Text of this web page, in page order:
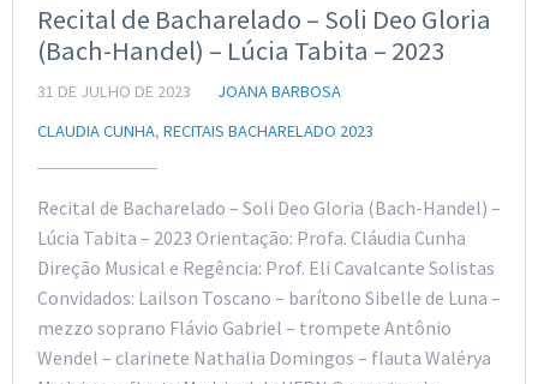
Recital de Bacharelado – Soli Deo Gloria
(Bach-Handel) – Lúcia Tabita – 2023
31 DE JULHO DE 2023
JOANA BARBOSA
CLAUDIA CUNHA, RECITAIS BACHARELADO 2023
Recital de Bacharelado – Soli Deo Gloria (Bach-Handel) –
Lúcia Tabita – 2023 Orientação: Profa. Cláudia Cunha
Direção Musical e Regência: Prof. Eli Cavalcante Solistas
Convidados: Lailson Toscano – barítono Sibelle de Luna –
mezzo soprano Flávio Gabriel – trompete Antônio
Wendel – clarinete Nathalia Domingos – flauta Walérya